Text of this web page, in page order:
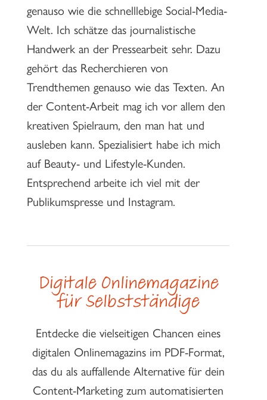
genauso wie die schnelllebige Social-Media-
Welt. Ich schätze das journalistische
Handwerk an der Pressearbeit sehr. Dazu
gehört das Recherchieren von
Trendthemen genauso wie das Texten. An
der Content-Arbeit mag ich vor allem den
kreativen Spielraum, den man hat und
ausleben kann. Spezialisiert habe ich mich
auf Beauty- und Lifestyle-Kunden.
Entsprechend arbeite ich viel mit der
Publikumspresse und Instagram.
Digitale Onlinemagazine
für Selbstständige
Entdecke die vielseitigen Chancen eines
digitalen Onlinemagazins im PDF-Format,
das du als auffallende Alternative für dein
Content-Marketing zum automatisierten